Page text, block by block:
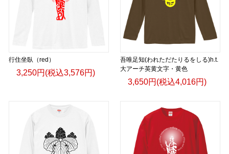
行住坐臥（red）
3,250円(税込3,576円)
吾唯足知(われただたりるをしる)h.t.
大アーチ英黄文字・黄色
3,650円(税込4,016円)